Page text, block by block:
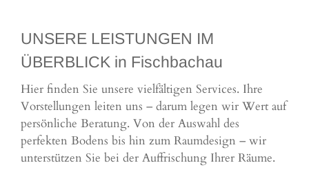
UNSERE LEISTUNGEN IM
ÜBERBLICK in Fischbachau
Hier finden Sie unsere vielfältigen Services. Ihre
Vorstellungen leiten uns – darum legen wir Wert auf
persönliche Beratung. Von der Auswahl des
perfekten Bodens bis hin zum Raumdesign – wir
unterstützen Sie bei der Auffrischung Ihrer Räume.